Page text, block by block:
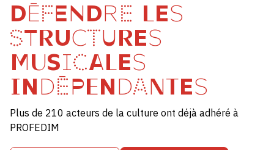
DÉFENDRE LES
STRUCTURES
MUSICALES
INDÉPENDANTES
Plus de 210 acteurs de la culture ont déjà adhéré à
PROFEDIM